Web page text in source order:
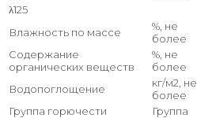
λ125
Влажность по массе
%, не
более
Содержание
органических веществ
%, не
более
Водопоглощение
кг/м2, не
более
Группа горючести
Группа